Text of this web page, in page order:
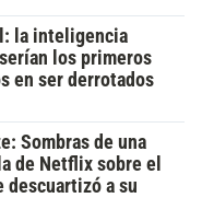
la inteligencia
los primeros
en ser derrotados
Sombras de una
de Netflix sobre el
descuartizó a su